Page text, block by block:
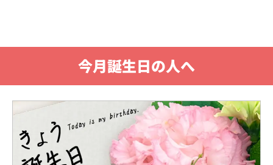
今月誕生日の人へ